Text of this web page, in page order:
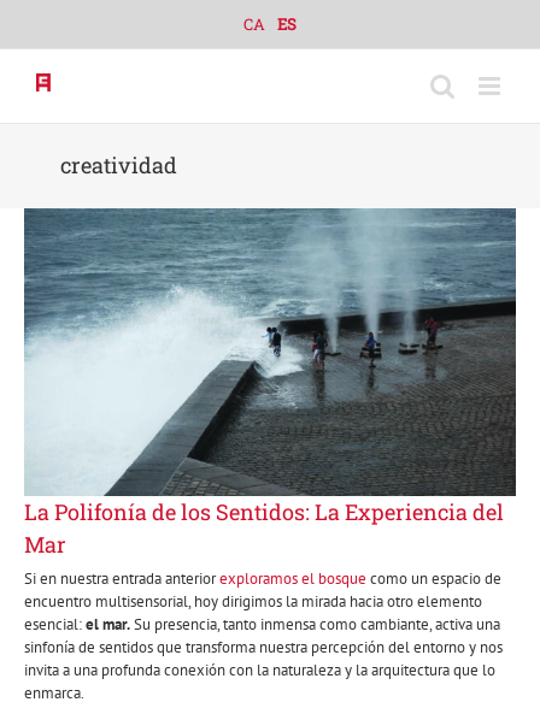
content
CA ES
creatividad
La Polifonía de los Sentidos: La Experiencia del
Mar
Si en nuestra entrada anteriorexploramos el bosque como un espacio de
encuentro multisensorial, hoy dirigimos la mirada hacia otro elemento
esencial:el mar.Su presencia, tanto inmensa como cambiante, activa una
sinfonía de sentidos que transforma nuestra percepción del entorno y nos
invita a una profunda conexión con la naturaleza y la arquitectura que lo
enmarca.